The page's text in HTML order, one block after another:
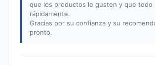
que los productos le gusten y que todo
rápidamente.
Gracias por su confianza y su
pronto.